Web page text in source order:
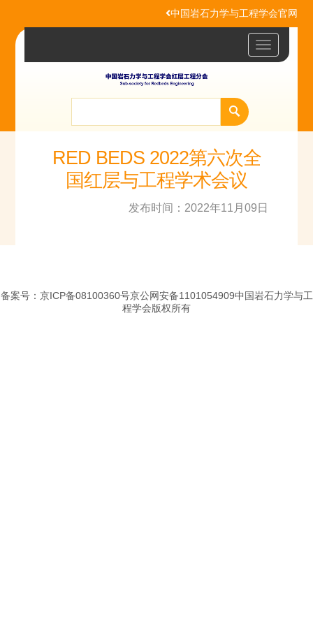
中国岩石力学与工程学会官网
Toggle
RED BEDS 2022第六次全
国红层与工程学术会议
发布时间：2022年11月09日
备案号：京ICP备08100360号京公网安备1101054909中国岩石力学与工
程学会版权所有